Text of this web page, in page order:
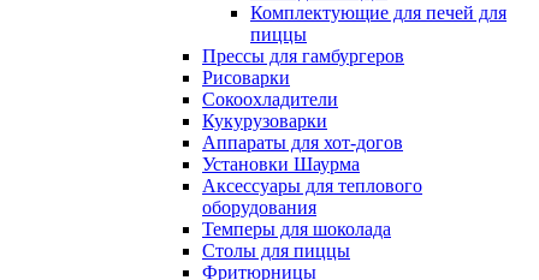
Комплектующие для печей для
пиццы
Прессы для гамбургеров
Рисоварки
Сокоохладители
Кукурузоварки
Аппараты для хот-догов
Установки Шаурма
Аксессуары для теплового
оборудования
Темперы для шоколада
Столы для пиццы
Фритюрницы